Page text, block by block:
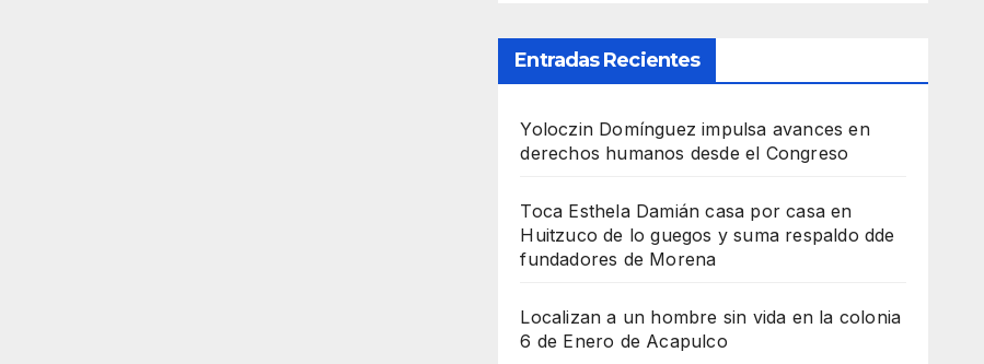
Entradas Recientes
Yoloczin Domínguez impulsa avances en
derechos humanos desde el Congreso
Toca Esthela Damián casa por casa en
Huitzuco de lo guegos y suma respaldo dde
fundadores de Morena
Localizan a un hombre sin vida en la colonia
6 de Enero de Acapulco